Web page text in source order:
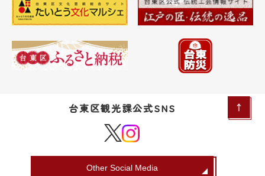
台東区観光課公式SNS
Other Social Media